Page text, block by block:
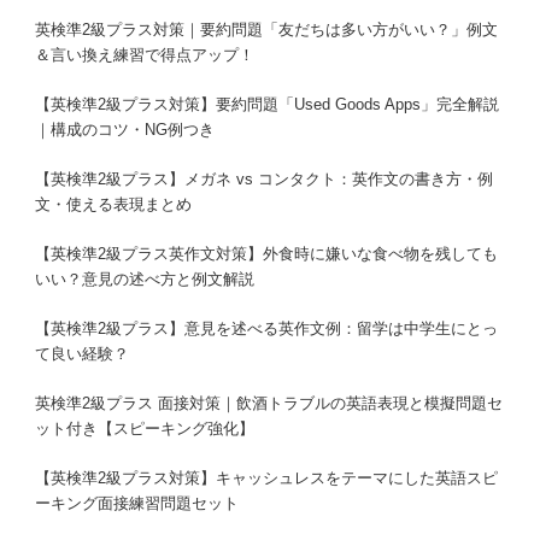
英検準2級プラス対策｜要約問題「友だちは多い方がいい？」例文
＆言い換え練習で得点アップ！
【英検準2級プラス対策】要約問題「Used Goods Apps」完全解説
｜構成のコツ・NG例つき
【英検準2級プラス】メガネ vs コンタクト：英作文の書き方・例
文・使える表現まとめ
【英検準2級プラス英作文対策】外食時に嫌いな食べ物を残しても
いい？意見の述べ方と例文解説
【英検準2級プラス】意見を述べる英作文例：留学は中学生にとっ
て良い経験？
英検準2級プラス 面接対策｜飲酒トラブルの英語表現と模擬問題セ
ット付き【スピーキング強化】
【英検準2級プラス対策】キャッシュレスをテーマにした英語スピ
ーキング面接練習問題セット